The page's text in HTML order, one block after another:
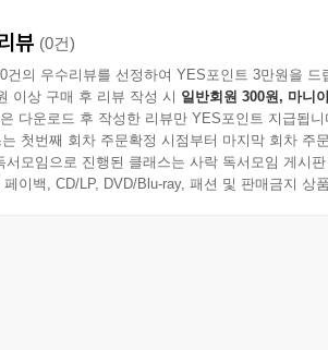
] 상계항변과 기판력 114
] 정기금변경의 소와 기판력의 시적범위 116
] 변론종결 뒤 상속재산협의분할과 기판력
] 항소의 이익 120
] 상소불가분원칙의 효력 124
] 불이익변경금지의 원칙과 상계의 항변 126
뷰 (0건)
건의 우수리뷰를 선정하여 YES포인트 3만원을 드
이상 구매 후 리뷰 작성 시 일반회원 300원, 마니
다운로드 후 작성한 리뷰만 YES포인트 지급됩니
는 첫번째 회차 주문확정 시점부터 마지막 회차 주
서모임으로 진행된 클래스는 사락 독서모임 게시
페이백, CD/LP, DVD/Blu-ray, 패션 및 판매금지 상